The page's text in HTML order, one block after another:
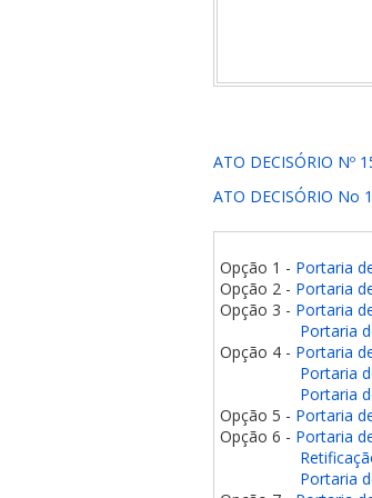
ATO DECISÓRIO Nº
ATO DECISÓRIO No
Opção 1 - Portaria
Opção 2 - Portaria
Opção 3 - Portaria
Portaria
Opção 4 - Portaria
Portaria
Portaria
Opção 5 - Portaria
Opção 6 - Portaria
Portaria